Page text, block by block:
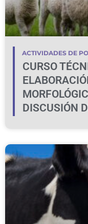
ACTIVIDADES DE
CURSO
DISCUSIÓN